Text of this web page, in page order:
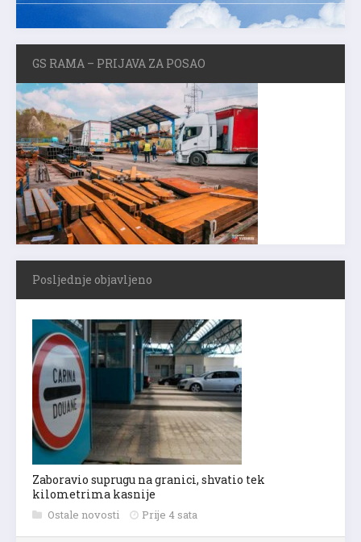
GS RAMA – PRIJAVA ZA POSAO
Posljednje objavljeno
Zaboravio suprugu na granici, shvatio tek
kilometrima kasnije
Ostale novosti Prije 4 sata